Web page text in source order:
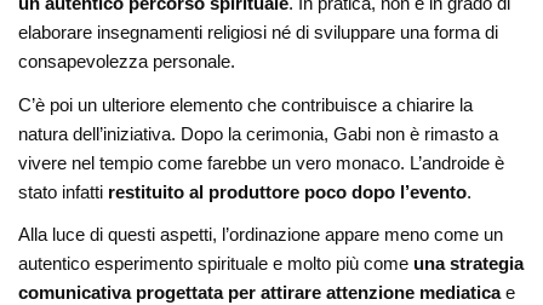
elaborare insegnamenti religiosi né di sviluppare una forma di
consapevolezza personale.
C’è poi un ulteriore elemento che contribuisce a chiarire la
natura dell’iniziativa. Dopo la cerimonia, Gabi non è rimasto a
vivere nel tempio come farebbe un vero monaco. L’androide è
stato infatti restituito al produttore poco dopo l’evento.
Alla luce di questi aspetti, l’ordinazione appare meno come un
autentico esperimento spirituale e molto più come una strategia
comunicativa progettata per attirare attenzione mediaticae